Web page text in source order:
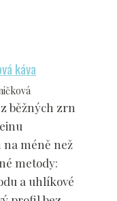
káva
běžných zrn
méně než
metody:
a uhlíkové